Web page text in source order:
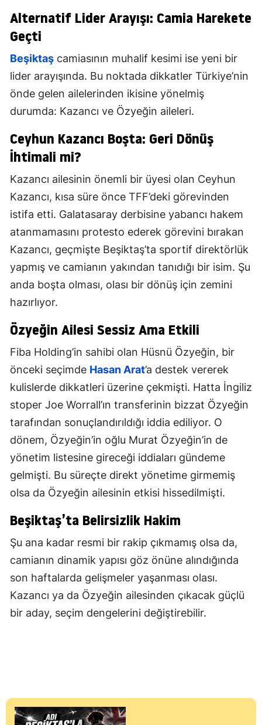
Alternatif Lider Arayışı: Camia Harekete
Geçti
Beşiktaş camiasının muhalif kesimi ise yeni bir
lider arayışında. Bu noktada dikkatler Türkiye’nin
önde gelen ailelerinden ikisine yönelmiş
durumda: Kazancı ve Özyeğin aileleri.
Ceyhun Kazancı Boşta: Geri Dönüş
İhtimali mi?
Kazancı ailesinin önemli bir üyesi olan Ceyhun
Kazancı, kısa süre önce TFF’deki görevinden
istifa etti. Galatasaray derbisine yabancı hakem
atanmamasını protesto ederek görevini bırakan
Kazancı, geçmişte Beşiktaş’ta sportif direktörlük
yapmış ve camianın yakından tanıdığı bir isim. Şu
anda boşta olması, olası bir dönüş için zemini
hazırlıyor.
Özyeğin Ailesi Sessiz Ama Etkili
Fiba Holding’in sahibi olan Hüsnü Özyeğin, bir
önceki seçimde Hasan Arat’a destek vererek
kulislerde dikkatleri üzerine çekmişti. Hatta İngiliz
stoper Joe Worrall’ın transferinin bizzat Özyeğin
tarafından sonuçlandırıldığı iddia ediliyor. O
dönem, Özyeğin’in oğlu Murat Özyeğin’in de
yönetim listesine gireceği iddiaları gündeme
gelmişti. Bu süreçte direkt yönetime girmemiş
olsa da Özyeğin ailesinin etkisi hissedilmişti.
Beşiktaş’ta Belirsizlik Hakim
Şu ana kadar resmi bir rakip çıkmamış olsa da,
camianın dinamik yapısı göz önüne alındığında
son haftalarda gelişmeler yaşanması olası.
Kazancı ya da Özyeğin ailesinden çıkacak güçlü
bir aday, seçim dengelerini değiştirebilir.